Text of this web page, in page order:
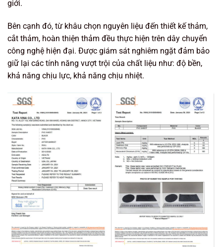
giới.
Bên cạnh đó, từ khâu chọn nguyên liệu đến thiết kế thảm,
cắt thảm, hoàn thiện thảm đều thực hiện trên dây chuyển
công nghệ hiện đại. Được giám sát nghiêm ngặt đảm bảo
giữ lại các tính năng vượt trội của chất liệu như: độ bền,
khả năng chịu lực, khả năng chịu nhiệt.